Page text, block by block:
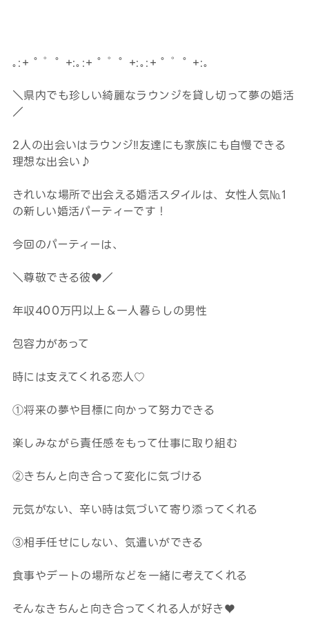
｡:+ ﾟ ゜ﾟ +:｡:+ ﾟ ゜ﾟ +:｡:+ ﾟ ゜ﾟ +:｡
＼県内でも珍しい綺麗なラウンジを貸し切って夢の婚活
／
2人の出会いはラウンジ‼友達にも家族にも自慢できる
理想な出会い♪
きれいな場所で出会える婚活スタイルは、女性人気№1
の新しい婚活パーティーです！
今回のパーティーは、
＼尊敬できる彼♥／
年収400万円以上＆一人暮らしの男性
包容力があって
時には支えてくれる恋人♡
①将来の夢や目標に向かって努力できる
楽しみながら責任感をもって仕事に取り組む
②きちんと向き合って変化に気づける
元気がない、辛い時は気づいて寄り添ってくれる
③相手任せにしない、気遣いができる
食事やデートの場所などを一緒に考えてくれる
そんなきちんと向き合ってくれる人が好き♥